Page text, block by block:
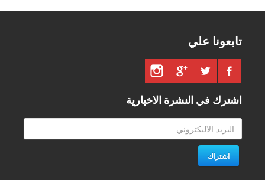
تابعونا علي
اشترك في النشرة الاخبارية
اشتراك